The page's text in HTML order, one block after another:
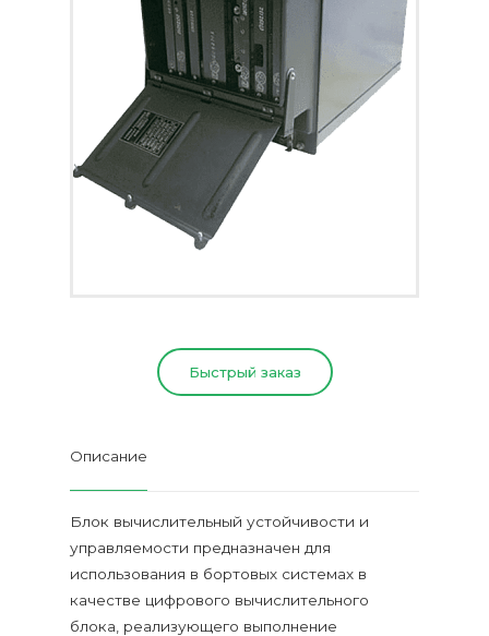
Быстрый заказ
Описание
Блок вычислительный устойчивости и
управляемости предназначен для
использования в бортовых системах в
качестве цифрового вычислительного
блока, реализующего выполнение